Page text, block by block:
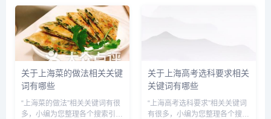
关于上海菜的做法相关关键
词有哪些
“上海菜的做法”相关关键词有很
多，小编为您整理各个搜索引擎
关于上海高考选科要求相关
关键词有哪些
“上海高考选科要求”相关关键词
有很多，小编为您整理各个搜索